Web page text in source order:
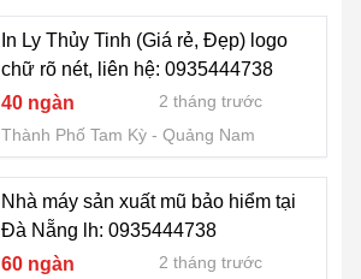
In Ly Thủy Tinh (Giá rẻ, Đẹp) logo
chữ rõ nét, liên hệ: 0935444738
40 ngàn
2 tháng trước
Thành Phố Tam Kỳ
Quảng Nam
Nhà máy sản xuất mũ bảo hiểm tại
Đà Nẵng lh: 0935444738
60 ngàn
2 tháng trước